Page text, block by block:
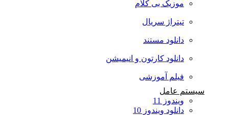
موزیک بی کلام
تیتراژ سریال
دانلود مستند
دانلود کارتون و انیمیشن
فیلم آموزشی
سیستم عامل
ویندوز 11
دانلود ویندوز 10